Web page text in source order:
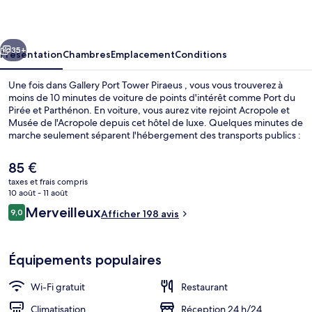
Suivant
35+
PrésentationChambresEmplacementConditions
Une fois dans Gallery Port Tower Piraeus , vous vous trouverez à
moins de 10 minutes de voiture de points d'intérêt comme Port du
Pirée et Parthénon. En voiture, vous aurez vite rejoint Acropole et
Musée de l'Acropole depuis cet hôtel de luxe. Quelques minutes de
marche seulement séparent l'hébergement des transports publics :
Arrêt de tram Plateia Ippodameias se situe à 5 min à pied.
Le
prix
actuel
est
de
85 €
taxes et frais compris
10 août - 11 août
Avis
voyageurs
9,09,0 sur 10
MerveilleuxAfficher 198 avis
Équipements populaires
Wi-Fi gratuit
Restaurant
Climatisation
Réception 24 h/24